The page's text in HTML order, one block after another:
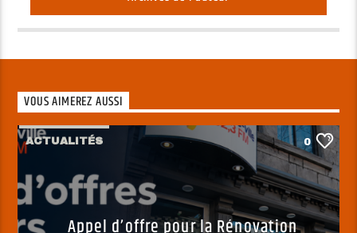
VOUS AIMEREZ AUSSI
ACTUALITÉS 0
Appel d’offre pour la Rénovation